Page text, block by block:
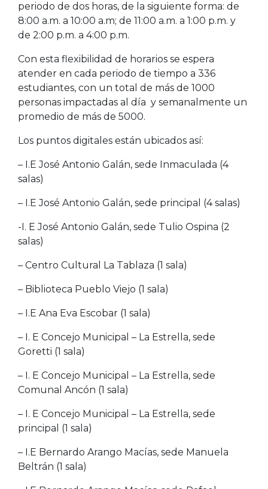
periodo de dos horas, de la siguiente forma: de
8:00 a.m. a 10:00 a.m; de 11:00 a.m. a 1:00 p.m. y
de 2:00 p.m. a 4:00 p.m.
Con esta flexibilidad de horarios se espera
atender en cada periodo de tiempo a 336
estudiantes, con un total de más de 1000
personas impactadas al día y semanalmente un
promedio de más de 5000.
Los puntos digitales están ubicados así:
– I.E José Antonio Galán, sede Inmaculada (4
salas)
– I.E José Antonio Galán, sede principal (4 salas)
-I. E José Antonio Galán, sede Tulio Ospina (2
salas)
– Centro Cultural La Tablaza (1 sala)
– Biblioteca Pueblo Viejo (1 sala)
– I.E Ana Eva Escobar (1 sala)
– I. E Concejo Municipal – La Estrella, sede
Goretti (1 sala)
– I. E Concejo Municipal – La Estrella, sede
Comunal Ancón (1 sala)
– I. E Concejo Municipal – La Estrella, sede
principal (1 sala)
– I.E Bernardo Arango Macías, sede Manuela
Beltrán (1 sala)